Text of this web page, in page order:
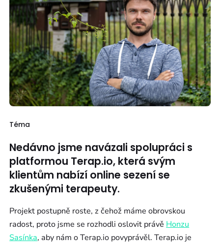
Téma
Nedávno jsme navázali spolupráci s
platformou Terap.io, která svým
klientům nabízí online sezení se
zkušenými terapeuty.
Projekt postupně roste, z čehož máme obrovskou
radost, proto jsme se rozhodli oslovit právěHonzu
Sasínka, aby nám o Terap.io povyprávěl. Terap.io je